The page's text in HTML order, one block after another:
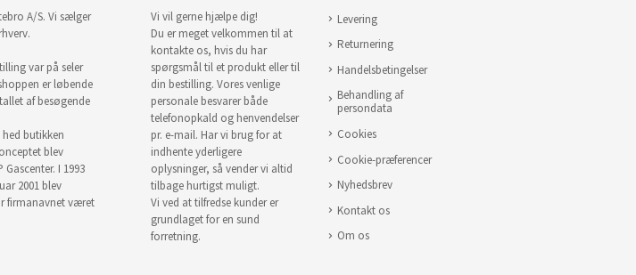
A/S. Vi sælger
var på seler
er løbende
af besøgende
hed butikken
blev
I 1993
2001 blev
firmanavnet været
Vi vil gerne hjælpe dig!
Du er meget velkommen til at
kontakte os, hvis du har
spørgsmål til et produkt eller til
din bestilling. Vores venlige
personale besvarer både
telefonopkald og henvendelser
pr. e-mail. Har vi brug for at
indhente yderligere
oplysninger, så vender vi altid
tilbage hurtigst muligt.
Vi ved at tilfredse kunder er
grundlaget for en sund
forretning.
Levering
Returnering
Handelsbetingelser
Behandling af
persondata
Cookies
Cookie-præferencer
Nyhedsbrev
Kontakt os
Om os